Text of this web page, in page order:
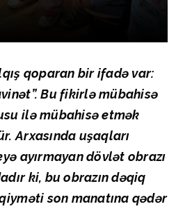
qoparan bir ifadə var:
Bu fikirlə mübahisə
ilə mübahisə etmək
Arxasında uşaqları
ayırmayan dövlət obrazı
ki, bu obrazın dəqiq
son manatına qədər